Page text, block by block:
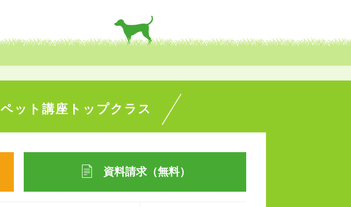
ペット講座トップクラス
資料請求（無料）